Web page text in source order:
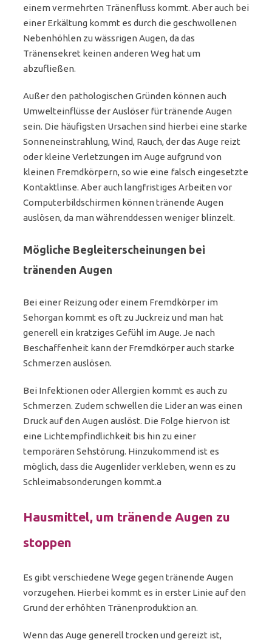
einem vermehrten Tränenfluss kommt. Aber auch bei
einer Erkältung kommt es durch die geschwollenen
Nebenhöhlen zu wässrigen Augen, da das
Tränensekret keinen anderen Weg hat um
abzufließen.
Außer den pathologischen Gründen können auch
Umwelteinflüsse der Auslöser für tränende Augen
sein. Die häufigsten Ursachen sind hierbei eine starke
Sonneneinstrahlung, Wind, Rauch, der das Auge reizt
oder kleine Verletzungen im Auge aufgrund von
kleinen Fremdkörpern, so wie eine falsch eingesetzte
Kontaktlinse. Aber auch langfristiges Arbeiten vor
Computerbildschirmen können tränende Augen
auslösen, da man währenddessen weniger blinzelt.
Mögliche Begleiterscheinungen bei
tränenden Augen
Bei einer Reizung oder einem Fremdkörper im
Sehorgan kommt es oft zu Juckreiz und man hat
generell ein kratziges Gefühl im Auge. Je nach
Beschaffenheit kann der Fremdkörper auch starke
Schmerzen auslösen.
Bei Infektionen oder Allergien kommt es auch zu
Schmerzen. Zudem schwellen die Lider an was einen
Druck auf den Augen auslöst. Die Folge hiervon ist
eine Lichtempfindlichkeit bis hin zu einer
temporären Sehstörung. Hinzukommend ist es
möglich, dass die Augenlider verkleben, wenn es zu
Schleimabsonderungen kommt.a
Hausmittel, um tränende Augen zu
stoppen
Es gibt verschiedene Wege gegen tränende Augen
vorzugehen. Hierbei kommt es in erster Linie auf den
Grund der erhöhten Tränenproduktion an.
Wenn das Auge generell trocken und gereizt ist,